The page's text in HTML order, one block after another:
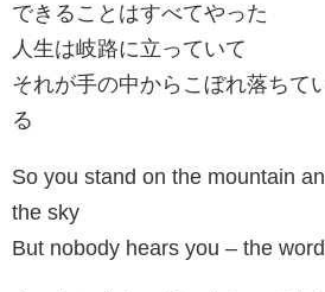
できることはすべてやった
人生は岐路に立っていて
それが手の中からこぼれ落ちて
る
So you stand on the mountain
the sky
But nobody hears you – the